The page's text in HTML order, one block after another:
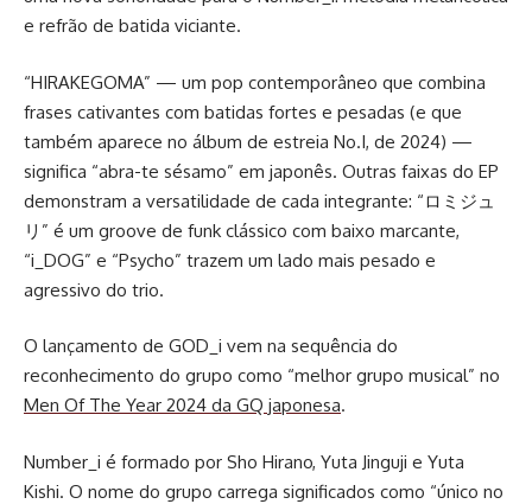
e refrão de batida viciante.
“HIRAKEGOMA” — um pop contemporâneo que combina
frases cativantes com batidas fortes e pesadas (e que
também aparece no álbum de estreia No.I, de 2024) —
significa “abra-te sésamo” em japonês. Outras faixas do EP
demonstram a versatilidade de cada integrante: “ロミジュ
リ” é um groove de funk clássico com baixo marcante,
“i_DOG” e “Psycho” trazem um lado mais pesado e
agressivo do trio.
O lançamento de GOD_i vem na sequência do
reconhecimento do grupo como “melhor grupo musical” no
Men Of The Year 2024 da GQ japonesa.
Number_i é formado por Sho Hirano, Yuta Jinguji e Yuta
Kishi. O nome do grupo carrega significados como “único no